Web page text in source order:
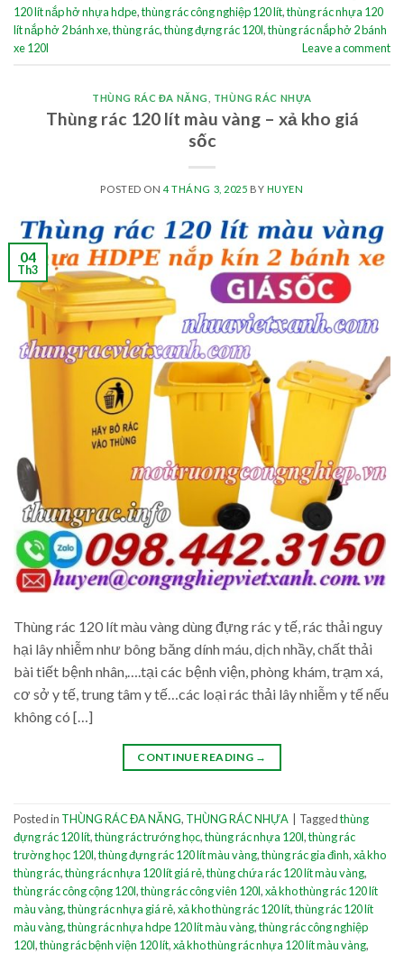
120 lít nắp hở nhựa hdpe,thùng rác công nghiệp 120 lít,thùng rác nhựa 120
lít nắp hở 2 bánh xe,thùng rác,thùng đựng rác 120l,thùng rác nắp hở 2 bánh
xe 120l
Leave a comment
THÙNG RÁC ĐA NĂNG THÙNG RÁC NHỰA
Thùng rác 120 lít màu vàng – xả kho giá
sốc
POSTED ON4 THÁNG 3, 2025 BY HUYEN
04
Th3
Thùng rác 120 lít màu vàng dùng đựng rác y tế, rác thải nguy
hại lây nhiễm như bông băng dính máu, dịch nhầy, chất thải
bài tiết bệnh nhân,….tại các bệnh viện, phòng khám, trạm xá,
cơ sở y tế, trung tâm y tế…các loại rác thải lây nhiễm y tế nếu
không có […]
CONTINUE READING →
Posted in THÙNG RÁC ĐA NĂNG, THÙNG RÁC NHỰA Taggedthùng
đựng rác 120 lít,thùng rác trướng học,thùng rác nhựa 120l,thùng rác
trường học 120l,thùng đựng rác 120 lít màu vàng,thùng rác gia đình,xả kho
thùng rác,thùng rác nhựa 120 lít giá rẻ,thùng chứa rác 120 lít màu vàng,
thùng rác công cộng 120l,thùng rác công viên 120l,xả kho thùng rác 120 lít
màu vàng,thùng rác nhựa giá rẻ,xả kho thùng rác 120 lít,thùng rác 120 lít
màu vàng,thùng rác nhựa hdpe 120 lít màu vàng,thùng rác công nghiệp
120l,thùng rác bệnh viện 120 lít,xả kho thùng rác nhựa 120 lít màu vàng,